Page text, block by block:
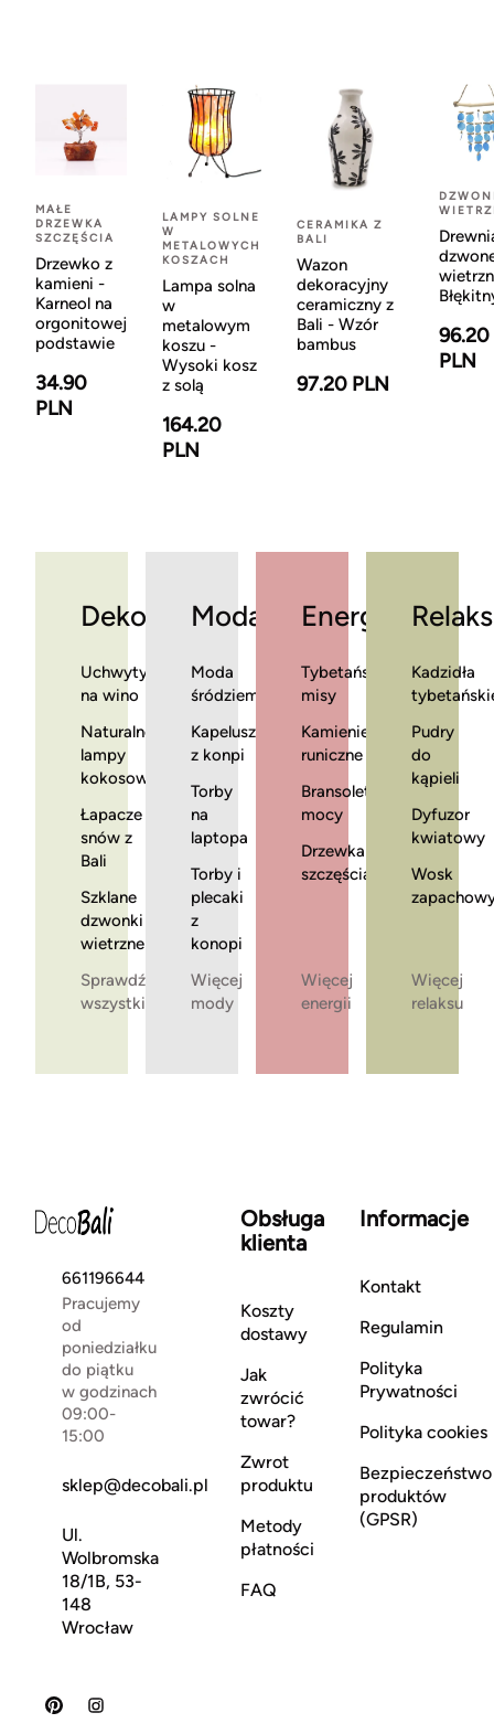
MAŁE
DRZEWKA
SZCZĘŚCIA
Drzewko z
kamieni -
Karneol na
orgonitowej
podstawie
34.90
PLN
LAMPY SOLNE
W
METALOWYCH
KOSZACH
Lampa solna
w
metalowym
koszu -
Wysoki kosz
z solą
164.20
PLN
CERAMIKA Z
BALI
Wazon
dekoracyjny
ceramiczny z
Bali - Wzór
bambus
97.20 PLN
96.20
PLN
Dekoracje
Uchwyty
na wino
Naturalne
lampy
kokosowe
Łapacze
snów z
Bali
Szklane
dzwonki
wietrzne
Sprawdź
wszystkie
Moda
Moda
śródziemnomorska
Kapelusze
z konpi
Torby
na
laptopa
Torby i
plecaki
z
konopi
Więcej
mody
Energia
Tybetańskie
misy
Kamienie
runiczne
Bransoletki
mocy
Drzewka
szczęścia
Więcej
energii
Relaks
Kadzidła
Pudry
do
kąpieli
Dyfuzor
kwiatowy
Wosk
Więcej
relaksu
661196644
Pracujemy
od
poniedziałku
do piątku
w godzinach
09:00-
15:00
sklep@decobali.pl
Ul.
Wolbromska
18/1B, 53-
148
Wrocław
Obsługa
klienta
Koszty
dostawy
Jak
zwrócić
towar?
Zwrot
produktu
Metody
płatności
FAQ
Informacje
Kontakt
Regulamin
Polityka
Prywatności
Polityka cookies
Bezpieczeństwo
produktów
(GPSR)